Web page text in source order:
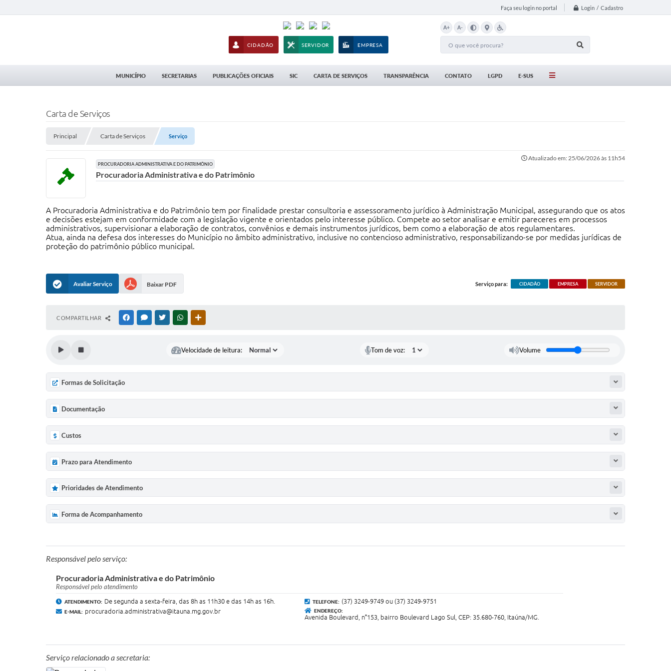
Faça seu login no portal Login / Cadastro
CIDADÃO SERVIDOR EMPRESA
A+ A-
MUNICÍPIO SECRETARIAS PUBLICAÇÕES OFICIAIS SIC CARTA DE SERVIÇOS TRANSPARÊNCIA CONTATO LGPD E-SUS
Carta de Serviços
Principal Carta de Serviços Serviço
Atualizado em: 25/06/2026 às 11h54
PROCURADORIA ADMINISTRATIVA E DO PATRIMÔNIO
Procuradoria Administrativa e do Patrimônio
A Procuradoria Administrativa e do Patrimônio tem por finalidade prestar consultoria e assessoramento jurídico à Administração Municipal, assegurando que os atos
e decisões estejam em conformidade com a legislação vigente e orientados pelo interesse público. Compete ao setor analisar e emitir pareceres em processos
administrativos, supervisionar a elaboração de contratos, convênios e demais instrumentos jurídicos, bem como a elaboração de atos regulamentares.
Atua, ainda na defesa dos interesses do Município no âmbito administrativo, inclusive no contencioso administrativo, responsabilizando-se por medidas jurídicas de
proteção do patrimônio público municipal.
Avaliar Serviço Baixar PDF Serviço para: CIDADÃO EMPRESA SERVIDOR
COMPARTILHAR FACEBOOKMESSENGER
TWITTERWHATSAPP
Velocidade de leitura: Tom de voz: Volume
Formas de Solicitação
Documentação
Custos
Prazo para Atendimento
Prioridades de Atendimento
Forma de Acompanhamento
Responsável pelo serviço:
Procuradoria Administrativa e do Patrimônio
Responsável pelo atendimento
ATENDIMENTO: De segunda a sexta-feira, das 8h as 11h30 e das 14h as 16h. TELEFONE: (37) 3249-9749 ou (37) 3249-9751
E-MAIL: procuradoria.administrativa@itauna.mg.gov.br ENDEREÇO:
Avenida Boulevard, n°153, bairro Boulevard Lago Sul, CEP: 35.680-760, Itaúna/MG.
Serviço relacionado a secretaria: